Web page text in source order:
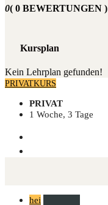
0( 0 BEWERTUNGEN )
Kursplan
Kein Lehrplan gefunden!
PRIVATKURS
PRIVAT
1 Woche, 3 Tage
hei